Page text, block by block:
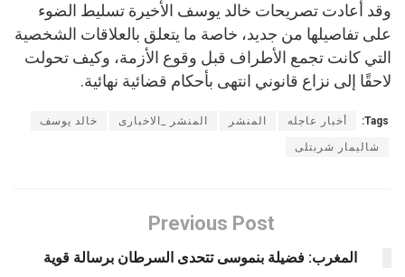
وقد أعادت تصريحات خالد يوسف الأخيرة تسليط الضوء
على تفاصيلها من جديد، خاصة ما يتعلق بالعلاقات الشخصية
التي كانت تجمع الأطراف قبل وقوع الأزمة، وكيف تحولت
لاحقًا إلى نزاع قانوني انتهى بأحكام قضائية نهائية.
Tags: أخبار عاجله المنشر المنشر _الاخبارى خالد يوسف
شاليمار شربتلى
Previous Post
المغرب: فضيلة بنموسى تتحدى السرطان برسالة قوية